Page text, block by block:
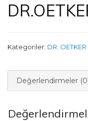
Kategoriler: DR.
Değerlendirmeler